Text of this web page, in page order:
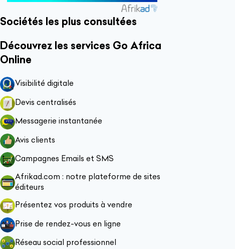
Sociétés les plus consultées
Découvrez les services Go Africa
Online
Visibilité digitale
Devis centralisés
Messagerie instantanée
Avis clients
Campagnes Emails et SMS
Afrikad.com : notre plateforme de sites
éditeurs
Présentez vos produits à vendre
Prise de rendez-vous en ligne
Réseau social professionnel